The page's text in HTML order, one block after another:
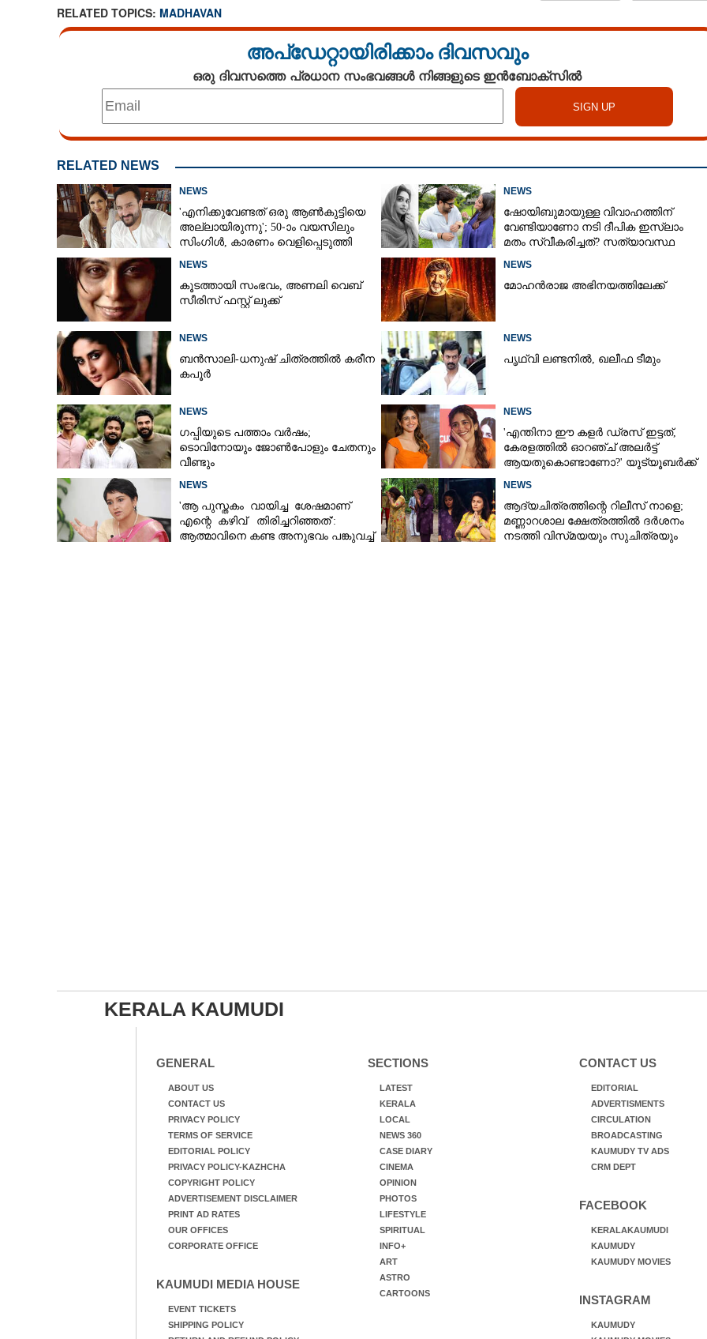
RELATED TOPICS: MADHAVAN
അപ്ഡേറ്റായിരിക്കാം ദിവസവും
ഒരു ദിവസത്തെ പ്രധാന സംഭവങ്ങൾ നിങ്ങളുടെ ഇൻബോക്സിൽ
RELATED NEWS
NEWS
'എനിക്കുവേണ്ടത് ഒരു ആൺകുട്ടിയെ
അല്ലായിരുന്നു'; 50-ാം വയസിലും
സിംഗിൾ, കാരണം വെളിപ്പെടുത്തി
NEWS
ഷോയിബുമായുള്ള വിവാഹത്തിന്
വേണ്ടിയാണോ നടി ദീപിക ഇസ്ലാം
മതം സ്വീകരിച്ചത്? സത്യാവസ്ഥ
NEWS
കൂടത്തായി സംഭവം, അണലി വെബ്
സീരിസ് ഫസ്റ്റ് ലുക്ക്
NEWS
മോഹൻരാജ അഭിനയത്തിലേക്ക്
NEWS
ബൻസാലി-ധനുഷ് ചിത്രത്തിൽ കരീന
കപൂർ
NEWS
പൃഥ്വി ലണ്ടനിൽ, ഖലീഫ ടീമും
NEWS
ഗപ്പിയുടെ പത്താം വർഷം;​
ടൊവിനോയും ജോൺപോളും ചേതനും
വീണ്ടും
NEWS
'എന്തിനാ ഈ കളർ ഡ്രസ് ഇട്ടത്,
കേരളത്തിൽ ഓറഞ്ച് അല‌ർട്ട്
ആയതുകൊണ്ടാണോ?' യൂട്യൂബർക്ക്
NEWS
'ആ പുസ്തകം വായിച്ച ശേഷമാണ്
എന്റെ കഴിവ് തിരിച്ചറിഞ്ഞത്':
ആത്മാവിനെ കണ്ട അനുഭവം പങ്കുവച്ച്
NEWS
ആദ്യചിത്രത്തിന്റെ റിലീസ് നാളെ;
മണ്ണാറശാല ക്ഷേത്രത്തിൽ ദർശനം
നടത്തി വിസ്‌മയയും സുചിത്രയും
KERALA KAUMUDI
GENERAL
ABOUT US
CONTACT US
PRIVACY POLICY
TERMS OF SERVICE
EDITORIAL POLICY
PRIVACY POLICY-KAZHCHA
COPYRIGHT POLICY
ADVERTISEMENT DISCLAIMER
PRINT AD RATES
OUR OFFICES
CORPORATE OFFICE
KAUMUDI MEDIA HOUSE
EVENT TICKETS
SHIPPING POLICY
SECTIONS
LATEST
KERALA
LOCAL
NEWS 360
CASE DIARY
CINEMA
OPINION
PHOTOS
LIFESTYLE
SPIRITUAL
INFO+
ART
ASTRO
CARTOONS
CONTACT US
EDITORIAL
ADVERTISMENTS
CIRCULATION
BROADCASTING
KAUMUDY TV ADS
CRM DEPT
FACEBOOK
KERALAKAUMUDI
KAUMUDY
KAUMUDY MOVIES
INSTAGRAM
KAUMUDY
ഇന്ത്യൻ എഡിസനായി മാധവൻ
ജി.ഡി.എൻ ജൂലായ് 17ന്
Copy Link